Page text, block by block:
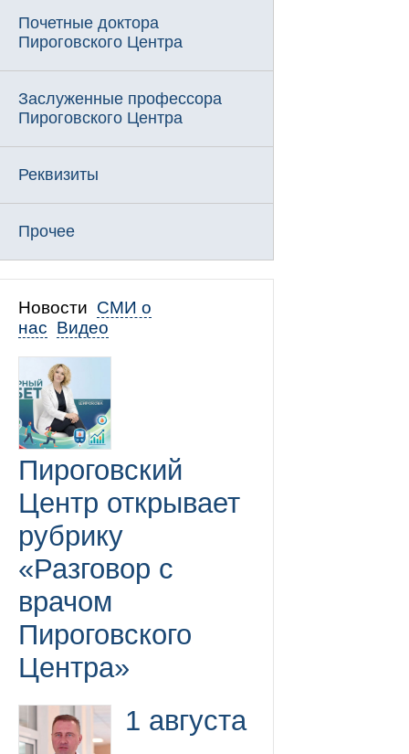
Почетные доктора
Пироговского Центра
Заслуженные профессора
Пироговского Центра
Реквизиты
Прочее
Новости СМИ о
нас Видео
Пироговский
Центр открывает
рубрику
«Разговор с
врачом
Пироговского
Центра»
1 августа